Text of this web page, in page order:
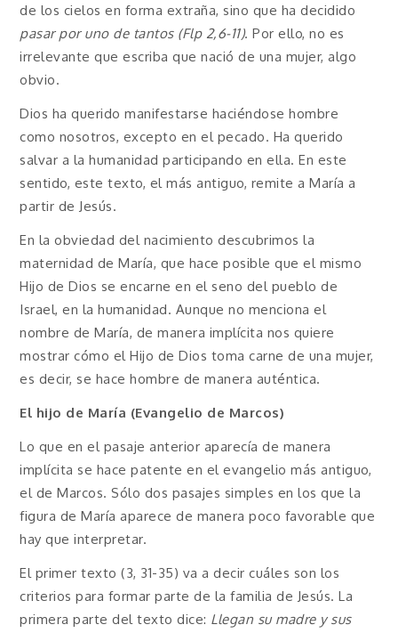
de los cielos en forma extraña, sino que ha decidido
pasar por uno de tantos (Flp 2,6-11). Por ello, no es
irrelevante que escriba que nació de una mujer, algo
obvio.
Dios ha querido manifestarse haciéndose hombre
como nosotros, excepto en el pecado. Ha querido
salvar a la humanidad participando en ella. En este
sentido, este texto, el más antiguo, remite a María a
partir de Jesús.
En la obviedad del nacimiento descubrimos la
maternidad de María, que hace posible que el mismo
Hijo de Dios se encarne en el seno del pueblo de
Israel, en la humanidad. Aunque no menciona el
nombre de María, de manera implícita nos quiere
mostrar cómo el Hijo de Dios toma carne de una mujer,
es decir, se hace hombre de manera auténtica.
El hijo de María (Evangelio de Marcos)
Lo que en el pasaje anterior aparecía de manera
implícita se hace patente en el evangelio más antiguo,
el de Marcos. Sólo dos pasajes simples en los que la
figura de María aparece de manera poco favorable que
hay que interpretar.
El primer texto (3, 31-35) va a decir cuáles son los
criterios para formar parte de la familia de Jesús. La
primera parte del texto dice: Llegan su madre y sus